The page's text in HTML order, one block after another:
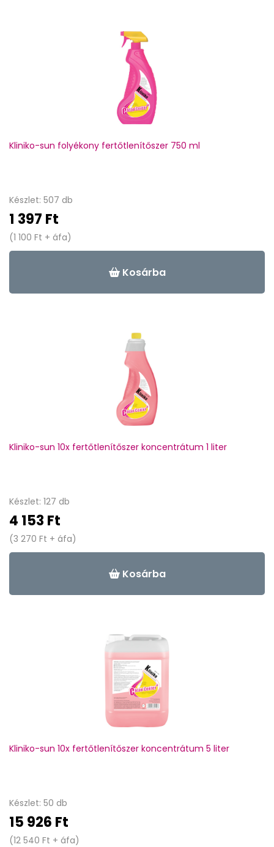
Kliniko-sun folyékony fertőtlenítőszer 750 ml
Készlet: 507 db
1 397 Ft
(1 100 Ft + áfa)
Kosárba
Kliniko-sun 10x fertőtlenítőszer koncentrátum 1 liter
Készlet: 127 db
4 153 Ft
(3 270 Ft + áfa)
Kosárba
Kliniko-sun 10x fertőtlenítőszer koncentrátum 5 liter
Készlet: 50 db
15 926 Ft
(12 540 Ft + áfa)